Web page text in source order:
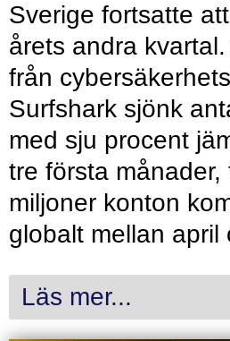
Sverige fortsatte
årets andra
från
Surfshark sjönk
med sju procent
tre första
miljoner konton
globalt mellan april
Läs mer...